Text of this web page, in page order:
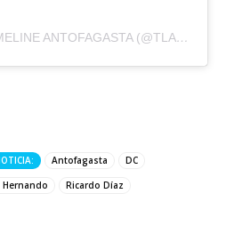
A POST SHARED BY TIMELINE ANTOFAGASTA (@TLANTOFAGASTA)
Antofagasta
DC
Hernando Ricardo Díaz